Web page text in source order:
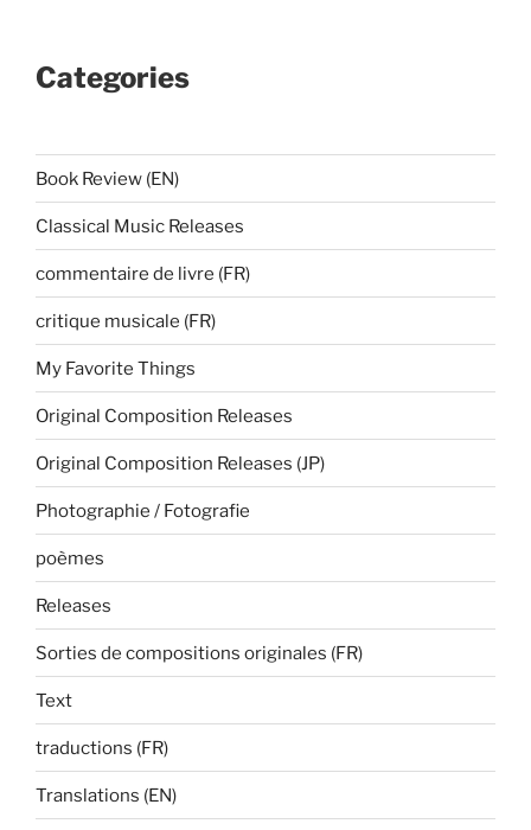
Categories
Book Review (EN)
Classical Music Releases
commentaire de livre (FR)
critique musicale (FR)
My Favorite Things
Original Composition Releases
Original Composition Releases (JP)
Photographie / Fotografie
poèmes
Releases
Sorties de compositions originales (FR)
Text
traductions (FR)
Translations (EN)